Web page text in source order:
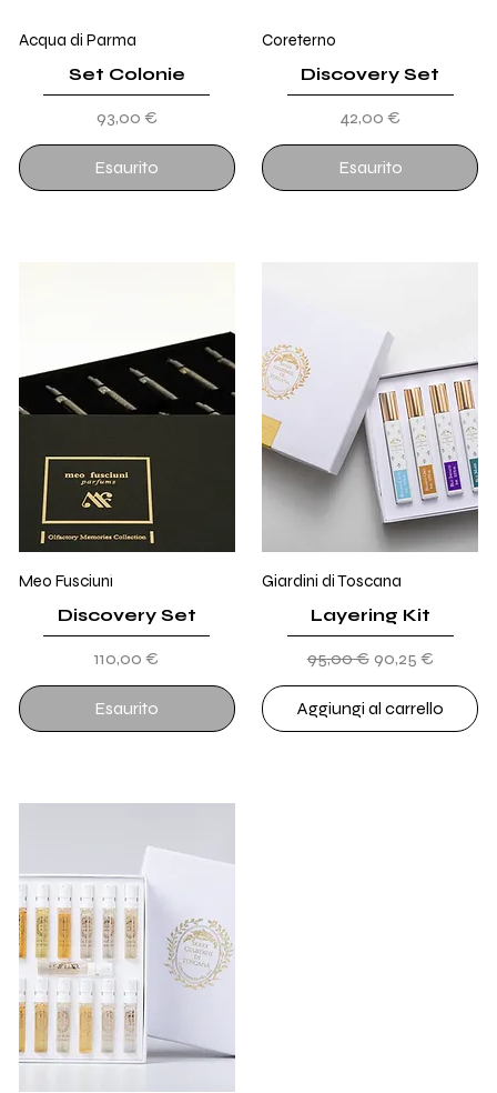
Acqua di Parma
Set Colonie
Prezzo
93,00 €
Esaurito
Coreterno
Discovery Set
Prezzo
42,00 €
Esaurito
Meo Fusciuni
Discovery Set
Prezzo
110,00 €
Esaurito
Giardini di Toscana
Layering Kit
Prezzo regolare
95,00 € Prezzo
90,25 €
Aggiungi al carrello